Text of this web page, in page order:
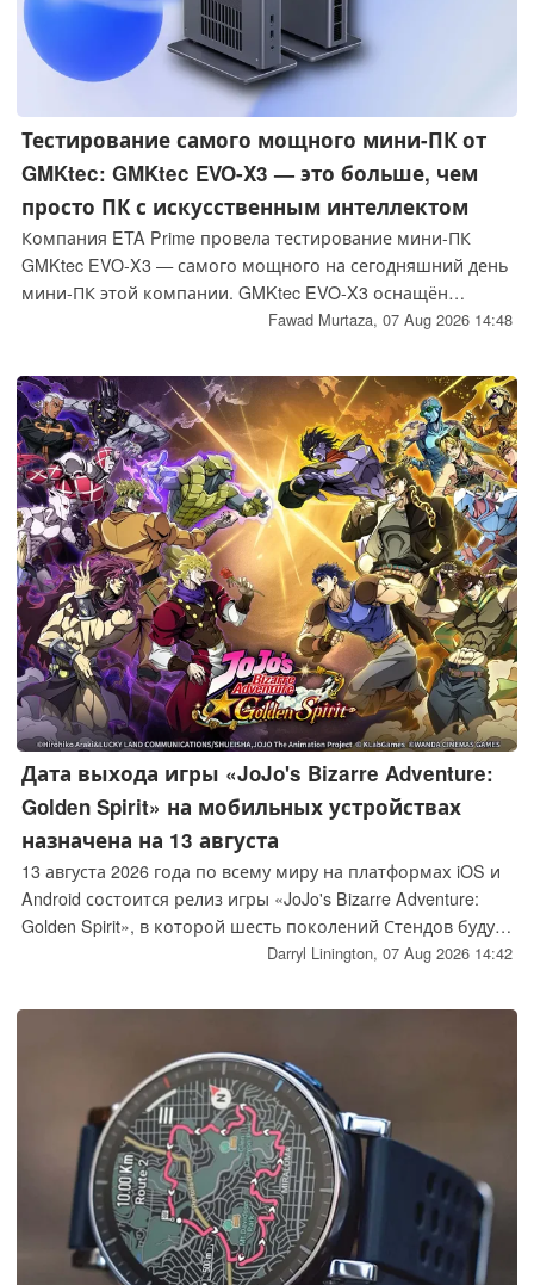
Тестирование самого мощного мини-ПК от
GMKtec: GMKtec EVO-X3 — это больше, чем
просто ПК с искусственным интеллектом
Компания ETA Prime провела тестирование мини-ПК
GMKtec EVO-X3 — самого мощного на сегодняшний день
мини-ПК этой компании. GMKtec EVO-X3 оснащён
процессором AMD Ryzen AI Max+ 395 APU, 128 ГБ
TDP 140 Вт. Результаты тестирования показывают, что
GMKtec EVO-X3 способен на гораздо большее, чем
просто обработка данных искусственного интеллекта.
Fawad Murtaza, 07 Aug 2026 14:48
Дата выхода игры «JoJo's Bizarre Adventure:
Golden Spirit» на мобильных устройствах
назначена на 13 августа
13 августа 2026 года по всему миру на платформах iOS и
Android состоится релиз игры «JoJo's Bizarre Adventure:
Golden Spirit», в которой шесть поколений Стендов будут
представлены в тактической ролевой игре с сетчатой
Darryl Linington, 07 Aug 2026 14:42